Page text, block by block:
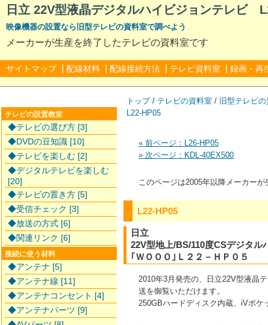
日立 22V型液晶デジタルハイビジョンテレビ
映像機器の設置なら旧型テレビの資料室で調べよう
メーカーが生産を終了したテレビの資料室です
サイトマップ 配線材料 配線接続方法 テレビ資料室 録画・再
トップ/ テレビの資料室 / 旧型テレビ
L22-HP05
« 前ページ：L26-HP05
» 次ページ：KDL-40EX500
このページは2005年以降メーカー
L22-HP05
日立
22V型地上/BS/110度CSデジタル
｢ＷＯＯＯ｣Ｌ２２－ＨＰ０５
2010年3月発売の、日立22V型液晶
送を御覧いただけます。
250GBハードディスク内蔵、iVポケ
テレビの設置教室
◆テレビの選び方 [3]
◆DVDの豆知識 [10]
◆テレビを楽しむ [2]
◆デジタルテレビを楽しむ
[20]
◆テレビの置き方 [5]
◆受信チェック [3]
◆放送の方式 [6]
◆関連リンク [6]
接続に使う材料
◆アンテナ [5]
◆アンテナ線 [11]
◆アンテナコンセント [4]
◆アンテナパーツ [9]